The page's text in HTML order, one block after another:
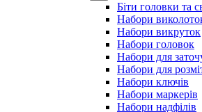
Біти головки та
Набори
Набори викруток
Набори головок
Набори для
Набори для
Набори ключів
Набори маркерів
Набори надфілів